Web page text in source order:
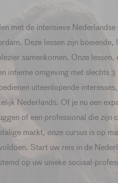
met de intensieve Nederlandse
Deze lessen zijn boeiende,
samenkomen. Onze lessen,
intieme omgeving met slechts
uiteenlopende
Nederlands. Of je nu een
of een professional die zijn
markt, onze cursus is op
Start uw reis in de
op uw unieke sociaal-